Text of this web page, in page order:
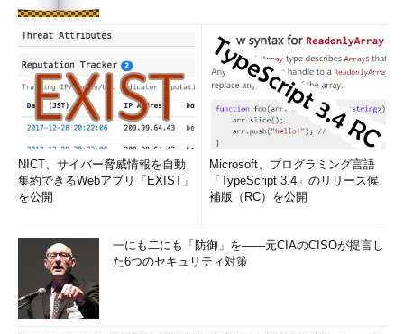
NICT、サイバー脅威情報を自動
集約できるWebアプリ「EXIST」
を公開
Microsoft、プログラミング言語
「TypeScript 3.4」のリリース候
補版（RC）を公開
一にも二にも「防御」を――元CIAのCISOが提言し
た6つのセキュリティ対策